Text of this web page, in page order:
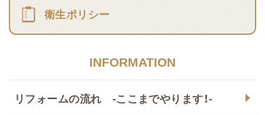
衛生ポリシー
INFORMATION
リフォームの流れ -ここまでやります！-